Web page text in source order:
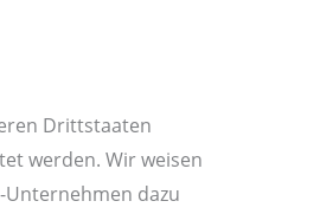
Drittstaaten
werden. Wir weisen
Unternehmen dazu